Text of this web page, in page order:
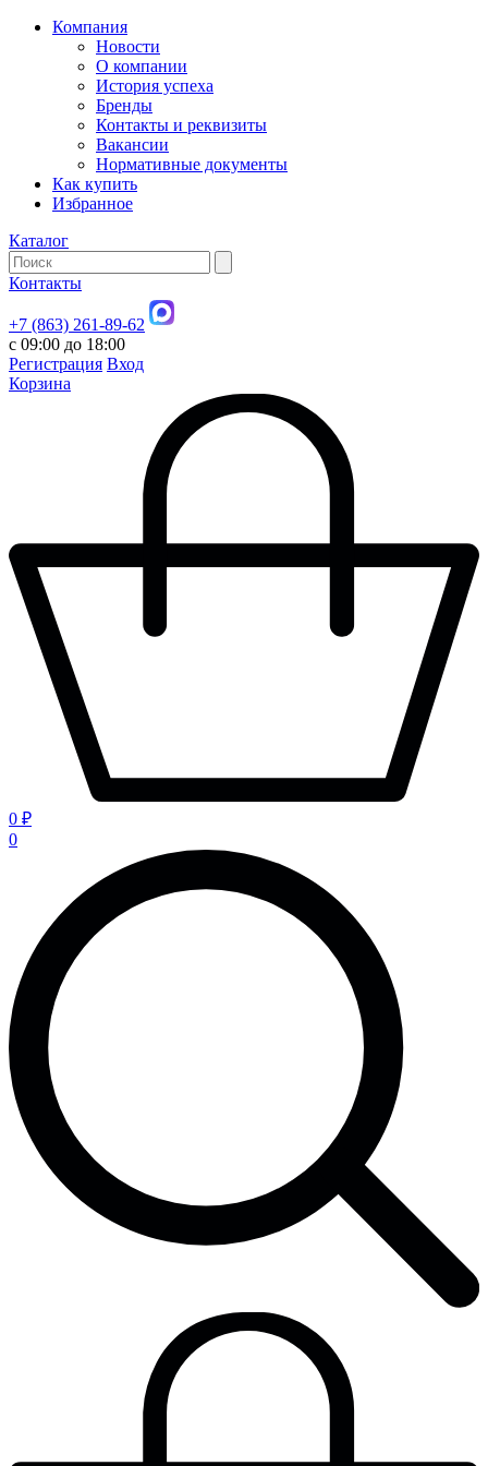
Компания
Новости
О компании
История успеха
Бренды
Контакты и реквизиты
Вакансии
Нормативные документы
Как купить
Избранное
Каталог
Контакты
+7 (863) 261-89-62
с 09:00 до 18:00
Регистрация Вход
Корзина
0 ₽
0